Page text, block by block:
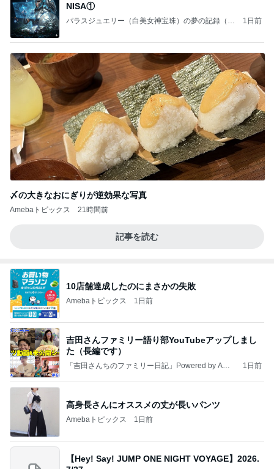
NISA①
パラスジュエリー（白美女神宝珠）の夢の記録（続
1日前
〆の大きなおにぎりが逆効果な写真
Amebaトピックス 21時間前
記事を読む
10店舗達成したのにまさかの失敗
Amebaトピックス 1日前
吉田さんファミリー語り部YouTubeアップしまし
た（長編です）
「吉田さんちのファミリー日記」Powered by Ame
1日前
高身長さんにオススメの丈が長いパンツ
Amebaトピックス 1日前
【Hey! Say! JUMP ONE NIGHT VOYAGE】2026.